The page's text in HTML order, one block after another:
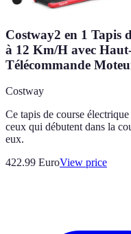
Costway2 en 1 Tapis
à 12 Km/H avec
Télécommande
Costway
Ce tapis de course
ceux qui débutent dans la
eux.
422.99 EuroView price